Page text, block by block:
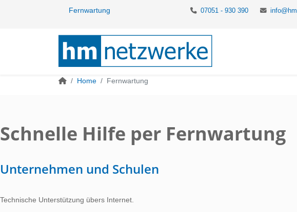
Fernwartung 07051 - 930 390
Home Fernwartung
Schnelle Hilfe per Fernwartung
Unternehmen und Schulen
Technische Unterstützung übers Internet.